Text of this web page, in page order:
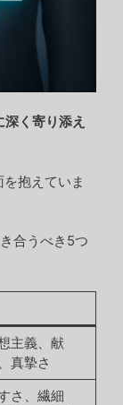
く寄り添え
抱えていま
合うべき5つ
主義、献
真摯さ
さ、繊細